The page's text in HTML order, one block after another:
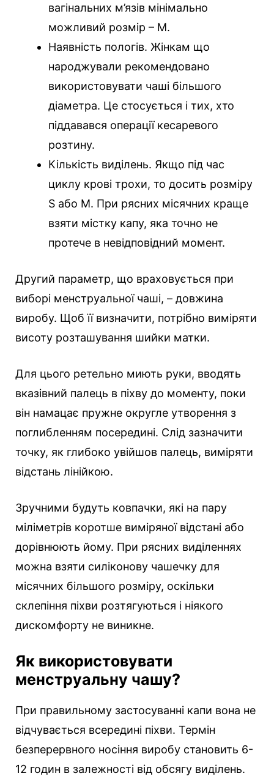
вагінальних м’язів мінімально
можливий розмір – М.
Наявність пологів. Жінкам що
народжували рекомендовано
використовувати чаші більшого
діаметра. Це стосується і тих, хто
піддавався операції кесаревого
розтину.
Кількість виділень. Якщо під час
циклу крові трохи, то досить розміру
S або М. При рясних місячних краще
взяти містку капу, яка точно не
протече в невідповідний момент.
Другий параметр, що враховується при
виборі менструальної чаші, – довжина
виробу. Щоб її визначити, потрібно виміряти
висоту розташування шийки матки.
Для цього ретельно миють руки, вводять
вказівний палець в піхву до моменту, поки
він намацає пружне округле утворення з
поглибленням посередині. Слід зазначити
точку, як глибоко увійшов палець, виміряти
відстань лінійкою.
Зручними будуть ковпачки, які на пару
міліметрів коротше виміряної відстані або
дорівнюють йому. При рясних виділеннях
можна взяти силіконову чашечку для
місячних більшого розміру, оскільки
склепіння піхви розтягуються і ніякого
дискомфорту не виникне.
Як використовувати
менструальну чашу?
При правильному застосуванні капи вона не
відчувається всередині піхви. Термін
безперервного носіння виробу становить 6-
12 годин в залежності від обсягу виділень.